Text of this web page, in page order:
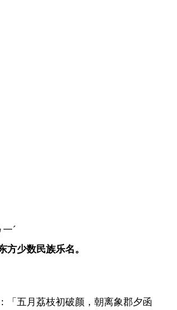
一ˊ
方少数民族乐名。